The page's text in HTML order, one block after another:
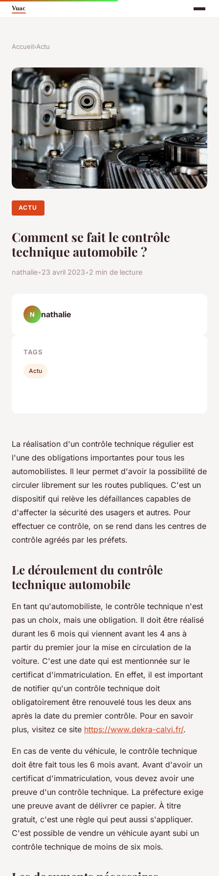
Accueil›Actu
ACTU
Comment se fait le contrôle
technique automobile ?
nathalie•23 avril 2023•2 min de lecture
La réalisation d'un contrôle technique régulier est
l'une des obligations importantes pour tous les
automobilistes. Il leur permet d'avoir la possibilité de
circuler librement sur les routes publiques. C'est un
dispositif qui relève les défaillances capables de
d'affecter la sécurité des usagers et autres. Pour
effectuer ce contrôle, on se rend dans les centres de
contrôle agréés par les préfets.
Le déroulement du contrôle
technique automobile
En tant qu'automobiliste, le contrôle technique n'est
pas un choix, mais une obligation. Il doit être réalisé
durant les 6 mois qui viennent avant les 4 ans à
partir du premier jour la mise en circulation de la
voiture. C'est une date qui est mentionnée sur le
certificat d'immatriculation. En effet, il est important
de notifier qu'un contrôle technique doit
obligatoirement être renouvelé tous les deux ans
après la date du premier contrôle. Pour en savoir
plus, visitez ce site https://www.dekra-calvi.fr/.
En cas de vente du véhicule, le contrôle technique
doit être fait tous les 6 mois avant. Avant d'avoir un
certificat d'immatriculation, vous devez avoir une
preuve d'un contrôle technique. La préfecture exige
une preuve avant de délivrer ce papier. À titre
gratuit, c'est une règle qui peut aussi s'appliquer.
C'est possible de vendre un véhicule ayant subi un
contrôle technique de moins de six mois.
N nathalie
TAGS
Actu